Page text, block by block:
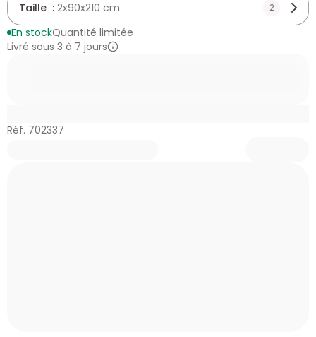
Taille : 2x90x210 cm 2
En stockQuantité limitée
Livré sous 3 à 7 jours
Réf. 702337